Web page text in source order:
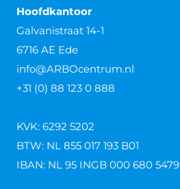
Hoofdkantoor
Galvanistraat 14-1
6716 AE Ede
info@ARBOcentrum.nl
+31 (0) 88 123 0 888
KVK: 6292 5202
BTW: NL 855 017 193 B01
IBAN: NL 95 INGB 000 680 5479